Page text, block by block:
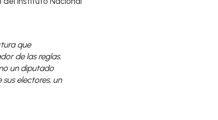
que
de las reglas.
un diputado
electores, un